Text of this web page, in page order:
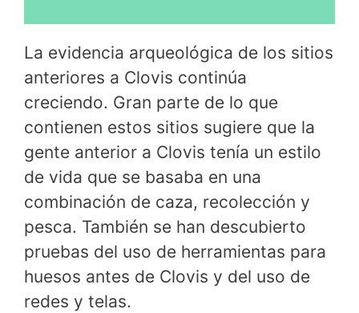
La evidencia arqueológica de los sitios
anteriores a Clovis continúa
creciendo. Gran parte de lo que
contienen estos sitios sugiere que la
gente anterior a Clovis tenía un estilo
de vida que se basaba en una
combinación de caza, recolección y
pesca. También se han descubierto
pruebas del uso de herramientas para
huesos antes de Clovis y del uso de
redes y telas.